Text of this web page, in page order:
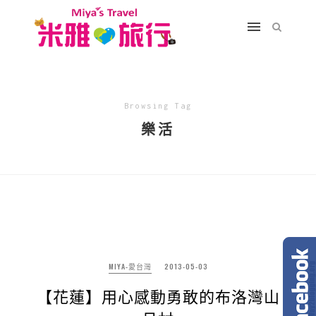
Browsing Tag
樂活
MIYA-愛台灣 2013-05-03
【花蓮】用心感動勇敢的布洛灣山